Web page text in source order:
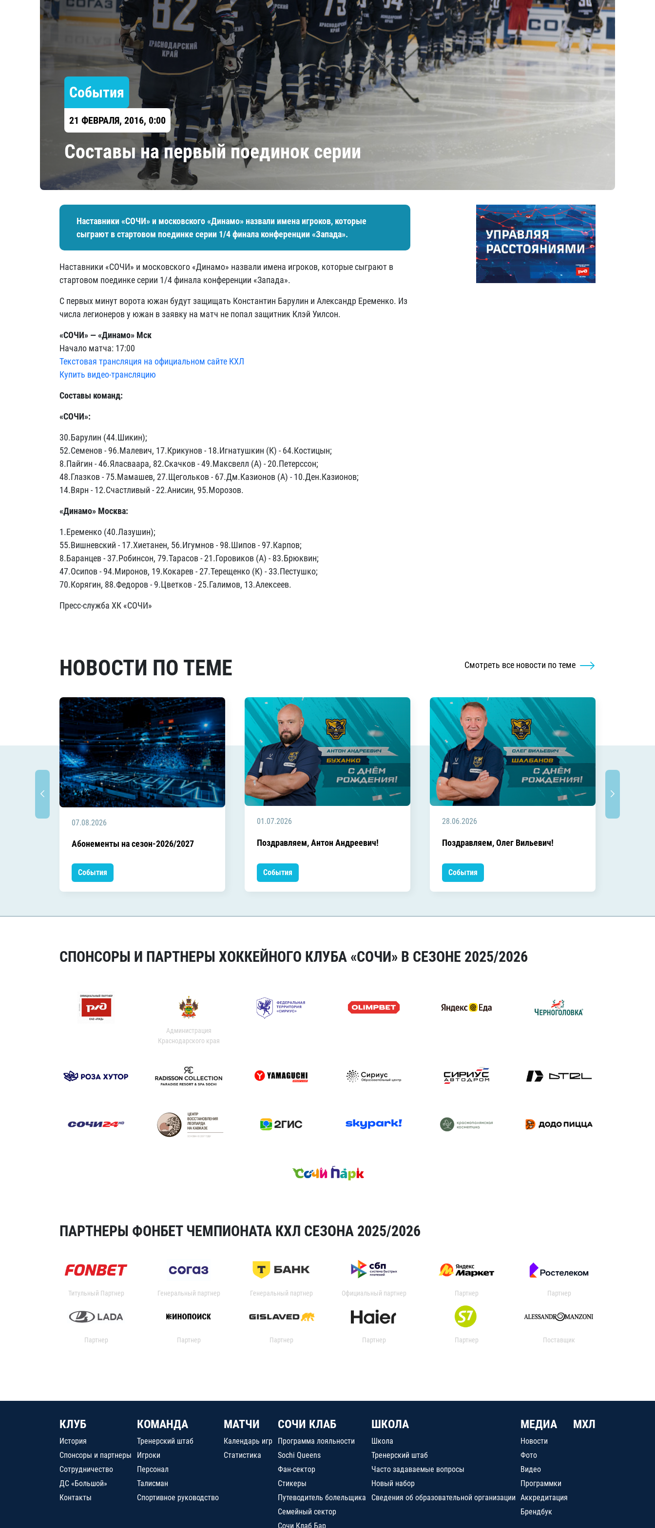
Локомотив
Северсталь
ЦСКА
Шанхайские Драконы
Салават Юлаев
Сибирь
События
21 ФЕВРАЛЯ, 2016, 0:00
Составы на первый поединок серии
Наставники «СОЧИ» и московского «Динамо» назвали имена игроков, которые
сыграют в стартовом поединке серии 1/4 финала конференции «Запада».
Наставники «СОЧИ» и московского «Динамо» назвали имена игроков, которые сыграют в
стартовом поединке серии 1/4 финала конференции «Запада».
С первых минут ворота южан будут защищать Константин Барулин и Александр Еременко. Из
числа легионеров у южан в заявку на матч не попал защитник Клэй Уилсон.
«СОЧИ» — «Динамо» Мск
Начало матча: 17:00
Текстовая трансляция на официальном сайте КХЛ
Купить видео-трансляцию
Составы команд:
«СОЧИ»:
30.Барулин (44.Шикин);
52.Семенов - 96.Малевич, 17.Крикунов - 18.Игнатушкин (К) - 64.Костицын;
8.Пайгин - 46.Яласваара, 82.Скачков - 49.Максвелл (А) - 20.Петерссон;
48.Глазков - 75.Мамашев, 27.Щегольков - 67.Дм.Казионов (А) - 10.Ден.Казионов;
14.Вярн - 12.Счастливый - 22.Анисин, 95.Морозов.
«Динамо» Москва:
1.Еременко (40.Лазушин);
55.Вишневский - 17.Хиетанен, 56.Игумнов - 98.Шипов - 97.Карпов;
8.Баранцев - 37.Робинсон, 79.Тарасов - 21.Горовиков (А) - 83.Брюквин;
47.Осипов - 94.Миронов, 19.Кокарев - 27.Терещенко (К) - 33.Пестушко;
70.Корягин, 88.Федоров - 9.Цветков - 25.Галимов, 13.Алексеев.
Пресс-служба ХК «СОЧИ»
НОВОСТИ ПО ТЕМЕ Смотреть все новости по теме
07.08.2026
Абонементы на сезон-2026/2027
События
01.07.2026
Поздравляем, Антон Андреевич!
События
28.06.2026
Поздравляем, Олег Вильевич!
События
СПОНСОРЫ И ПАРТНЕРЫ ХОККЕЙНОГО КЛУБА «СОЧИ» В СЕЗОНЕ 2025/2026
Администрация
Краснодарского края
ПАРТНЕРЫ ФОНБЕТ ЧЕМПИОНАТА КХЛ СЕЗОНА 2025/2026
Титульный Партнер Генеральный партнер Генеральный партнер Официальный партнер Партнер Партнер
Партнер Партнер Партнер Партнер Партнер Поставщик
КЛУБ
История
Спонсоры и партнеры
Сотрудничество
ДС «Большой»
Контакты
КОМАНДА
Тренерский штаб
Игроки
Персонал
Талисман
Спортивное руководство
МАТЧИ
Календарь игр
Статистика
СОЧИ КЛАБ
Программа лояльности
Sochi Queens
Фан-сектор
Стикеры
Путеводитель болельщика
Семейный сектор
Сочи Клаб Бар
ШКОЛА
Школа
Тренерский штаб
Часто задаваемые вопросы
Новый набор
Сведения об образовательной организации
МЕДИА
Новости
Фото
Видео
Программки
Аккредитация
Брендбук
МХЛ